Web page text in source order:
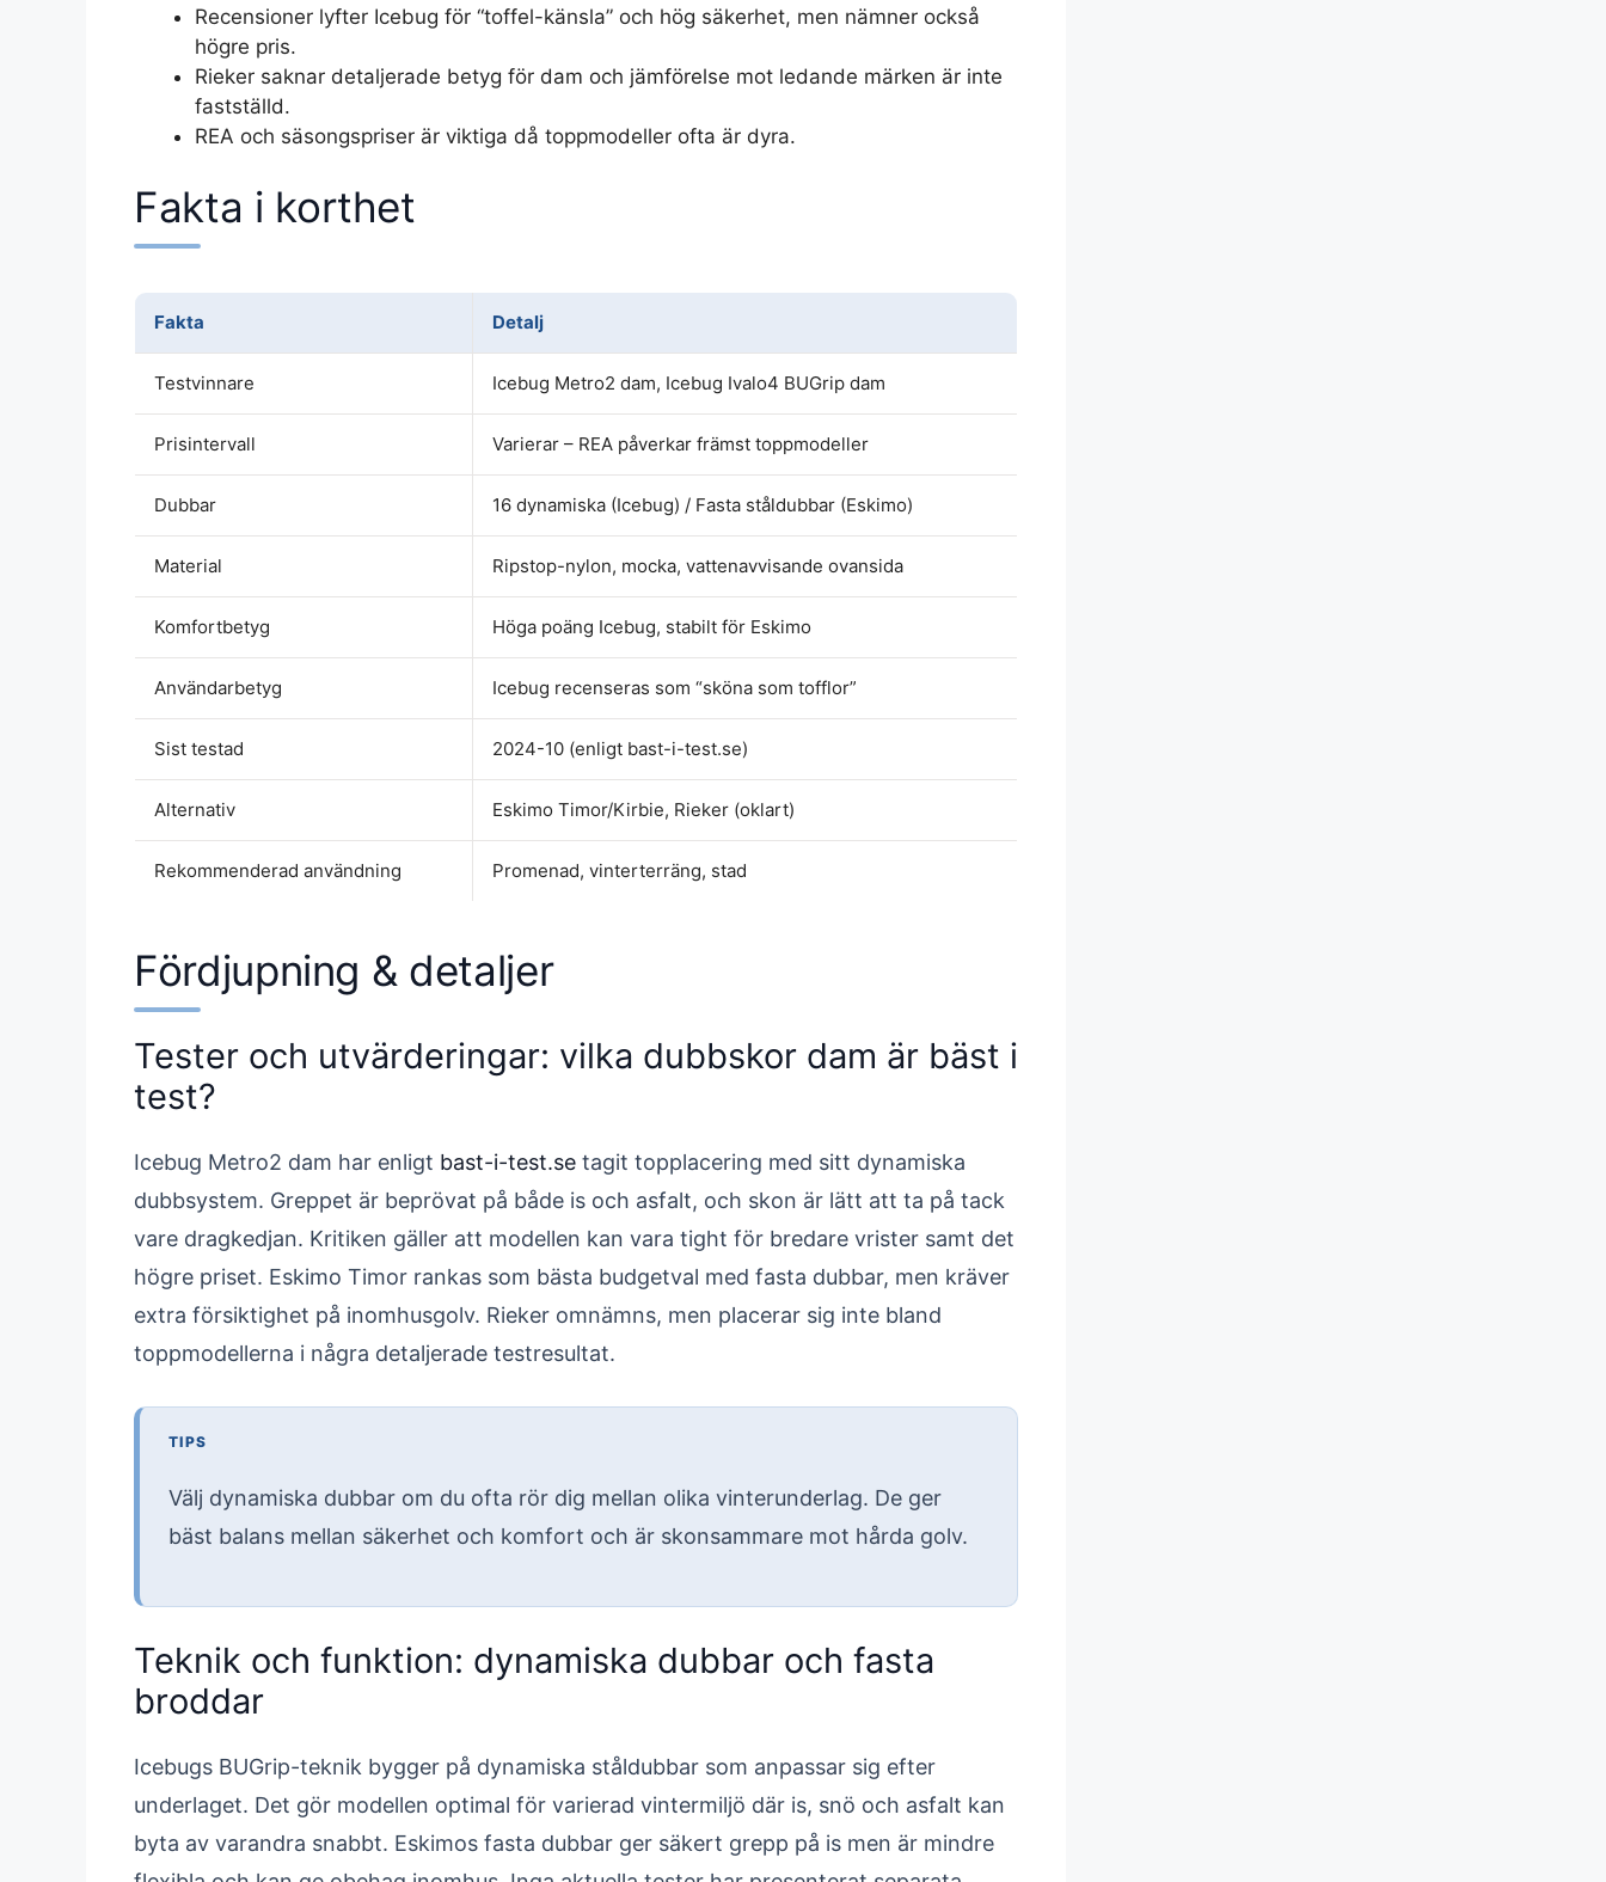
Recensioner lyfter Icebug för “toffel-känsla” och hög säkerhet, men nämner också
högre pris.
Rieker saknar detaljerade betyg för dam och jämförelse mot ledande märken är inte
fastställd.
REA och säsongspriser är viktiga då toppmodeller ofta är dyra.
Fakta i korthet
Fakta Detalj
Testvinnare Icebug Metro2 dam, Icebug Ivalo4 BUGrip dam
Prisintervall Varierar – REA påverkar främst toppmodeller
Dubbar 16 dynamiska (Icebug) / Fasta ståldubbar (Eskimo)
Material Ripstop-nylon, mocka, vattenavvisande ovansida
Komfortbetyg Höga poäng Icebug, stabilt för Eskimo
Användarbetyg Icebug recenseras som “sköna som tofflor”
Sist testad 2024-10 (enligt bast-i-test.se)
Alternativ Eskimo Timor/Kirbie, Rieker (oklart)
Rekommenderad användning Promenad, vinterterräng, stad
Fördjupning & detaljer
Tester och utvärderingar: vilka dubbskor dam är bäst i
test?
Icebug Metro2 dam har enligt bast-i-test.se tagit topplacering med sitt dynamiska
dubbsystem. Greppet är beprövat på både is och asfalt, och skon är lätt att ta på tack
vare dragkedjan. Kritiken gäller att modellen kan vara tight för bredare vrister samt det
högre priset. Eskimo Timor rankas som bästa budgetval med fasta dubbar, men kräver
extra försiktighet på inomhusgolv. Rieker omnämns, men placerar sig inte bland
toppmodellerna i några detaljerade testresultat.
TIPS
Välj dynamiska dubbar om du ofta rör dig mellan olika vinterunderlag. De ger
bäst balans mellan säkerhet och komfort och är skonsammare mot hårda golv.
Teknik och funktion: dynamiska dubbar och fasta
broddar
Icebugs BUGrip-teknik bygger på dynamiska ståldubbar som anpassar sig efter
underlaget. Det gör modellen optimal för varierad vintermiljö där is, snö och asfalt kan
byta av varandra snabbt. Eskimos fasta dubbar ger säkert grepp på is men är mindre